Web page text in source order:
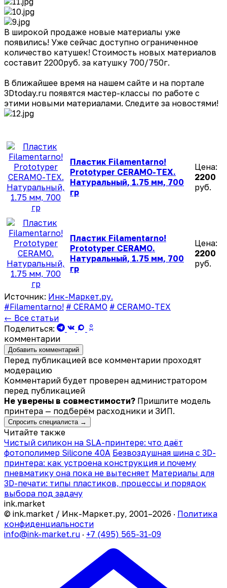
В широкой продаже новые материалы уже
появились! Уже сейчас доступно ограниченное
количество катушек! Стоимость новых материалов
составит 2200руб. за катушку 700/750г.
В ближайшее время на нашем сайте и на портале
3Dtoday.ru появятся мастер-классы по работе с
этими новыми материалами. Следите за новостями!
Пластик Filamentarno!
Prototyper CERAMO-TEX.
Натуральный, 1.75 мм, 700
гр
Цена:
2200
руб.
Пластик Filamentarno!
Prototyper CERAMO.
Натуральный, 1.75 мм, 700
гр
Цена:
2200
руб.
Источник: Инк-Маркет.ру.
#Filamentarno! # CERAMO # CERAMO-TEX
← Все статьи
Поделиться:
комментарии
Добавить комментарий
Перед публикацией все комментарии проходят
модерацию
Комментарий будет проверен администратором
перед публикацией
Не уверены в совместимости? Пришлите модель
принтера — подберём расходники и ЗИП.
Спросить специалиста →
Читайте также
Чистый силикон на SLA-принтере: что даёт
фотополимер Silicone 40A Безвоздушная шина с 3D-
принтера: как устроена конструкция и почему
пневматику она пока не вытесняет Материалы для
3D-печати: типы пластиков, процессы и порядок
выбора под задачу
ink.market
© ink.market / Инк-Маркет.ру, 2001–2026 · Политика
конфиденциальности
info@ink-market.ru · +7 (495) 565-31-09